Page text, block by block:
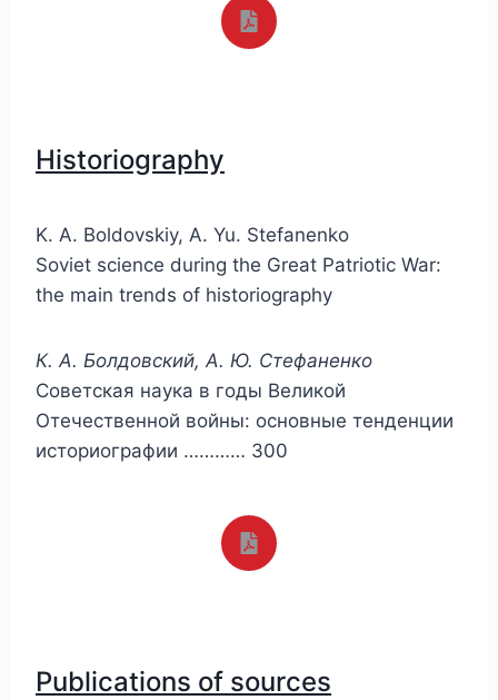
Historiography
K. A. Boldovskiy, A. Yu. Stefanenko
Soviet science during the Great Patriotic War:
the main trends of historiography
К. А. Болдовский, А. Ю. Стефаненко
Советская наука в годы Великой
Отечественной войны: основные тенденции
историографии ………… 300
Publications of sources